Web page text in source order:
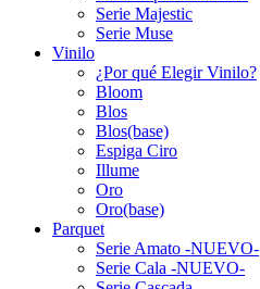
Serie Majestic
Serie Muse
Vinilo
¿Por qué Elegir Vinilo?
Bloom
Blos
Blos(base)
Espiga Ciro
Illume
Oro
Oro(base)
Parquet
Serie Amato -NUEVO-
Serie Cala -NUEVO-